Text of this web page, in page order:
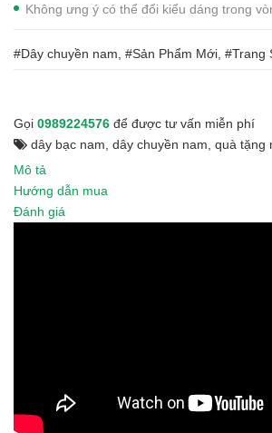
Không ưng ý có thể đổi kiểu dáng trong
#Dây chuyền nam, #Sản Phẩm Mới, #Trang
Gọi 0989224576 để được tư vấn miễn phí
dây bạc nam, dây chuyền nam, quà tặng
Mô tả
Hướng dẫn mua
Đánh giá